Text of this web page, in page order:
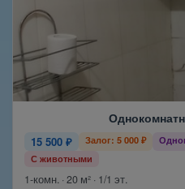
15 500 ₽ Залог: 5 000 ₽
С животными
1-комн. · 20 м² · 1/1 эт.